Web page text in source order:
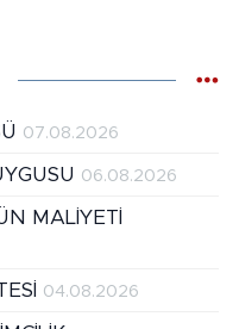
07.08.2026
06.08.2026
MALİYETİ
04.08.2026